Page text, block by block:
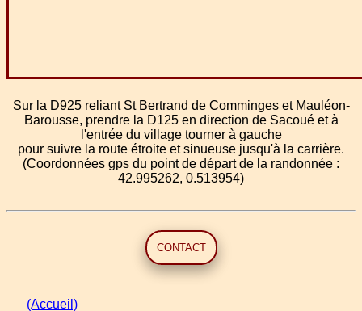
Sur la D925 reliant St Bertrand de Comminges et Mauléon-
Barousse, prendre la D125 en direction de Sacoué et à
l'entrée du village tourner à gauche
pour suivre la route étroite et sinueuse jusqu'à la carrière.
(Coordonnées gps du point de départ de la randonnée :
42.995262, 0.513954)
CONTACT
(Accueil)